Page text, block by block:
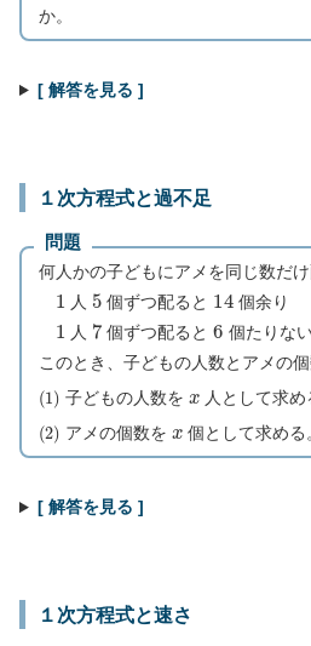
か。
[ 解答を見る ]
１次方程式と過不足
問題
何人かの子どもにアメを同じ数だけ
1 人 5 個ずつ配ると 14個余り
1 人 7 個ずつ配ると6 個たりな
このとき、子どもの人数とアメの個
( 1 子どもの人数を 人として求め
( 2 アメの個数を 個として求める
[ 解答を見る ]
１次方程式と速さ